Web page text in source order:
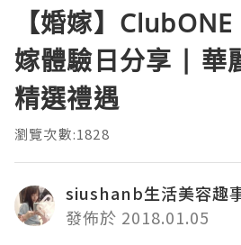
【婚嫁】
嫁體驗日分享 | 華
精選禮遇
瀏覽次數:1828
siushanb生活美容趣
發佈於 2018.01.05